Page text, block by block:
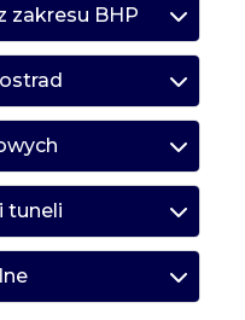
zakresu BHP
tuneli